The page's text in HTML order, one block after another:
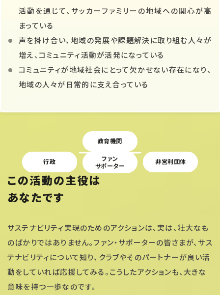
活動を通じて、サッカーファミリーの地域への関心が高
まっている
声を掛け合い、地域の発展や課題解決に取り組む人々が
増え、コミュニティ活動が活発になっている
コミュニティが地域社会にとって欠かせない存在になり、
地域の人々が日常的に支え合っている
Ｊリーグ
ファン
サポーター
メディア 企業
行政 非営利団体
教育機関
この活動の主役は
あなたです
サステナビリティ実現のためのアクションは、実は、壮大なも
のばかりではありません。ファン・サポーターの皆さまが、サス
テナビリティについて知り、クラブやそのパートナーが良い活
動をしていれば応援してみる。こうしたアクションも、大きな
意味を持つ一歩なのです。